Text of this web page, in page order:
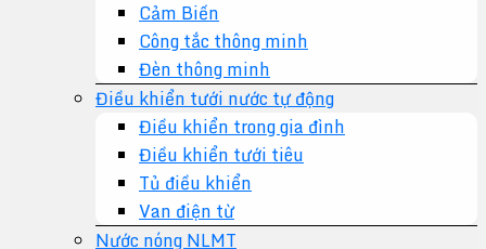
Cảm Biến
Công tắc thông minh
Đèn thông minh
Điều khiển tưới nước tự động
Điều khiển trong gia đình
Điều khiển tưới tiêu
Tủ điều khiển
Van điện từ
Nước nóng NLMT